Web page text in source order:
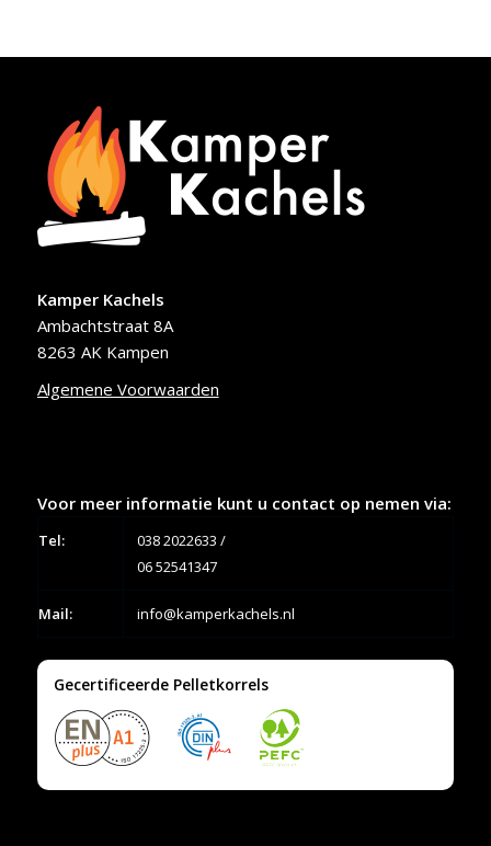
Kamper Kachels
Ambachtstraat 8A
8263 AK Kampen
Algemene Voorwaarden
Voor meer informatie kunt u contact op nemen via:
Tel: 038 2022633 /
06 52541347
Mail: info@kamperkachels.nl
Gecertificeerde Pelletkorrels